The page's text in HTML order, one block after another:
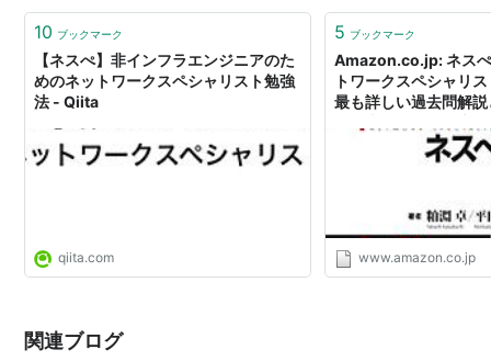
10 ブックマーク
【ネスぺ】非インフラエンジニアのた
めのネットワークスペシャリスト勉強
法 - Qiita
qiita.com
5 ブックマーク
Amazon.co.jp: ネス
トワークスペシャリ
最も詳しい過去問解
www.amazon.co.jp
関連ブログ